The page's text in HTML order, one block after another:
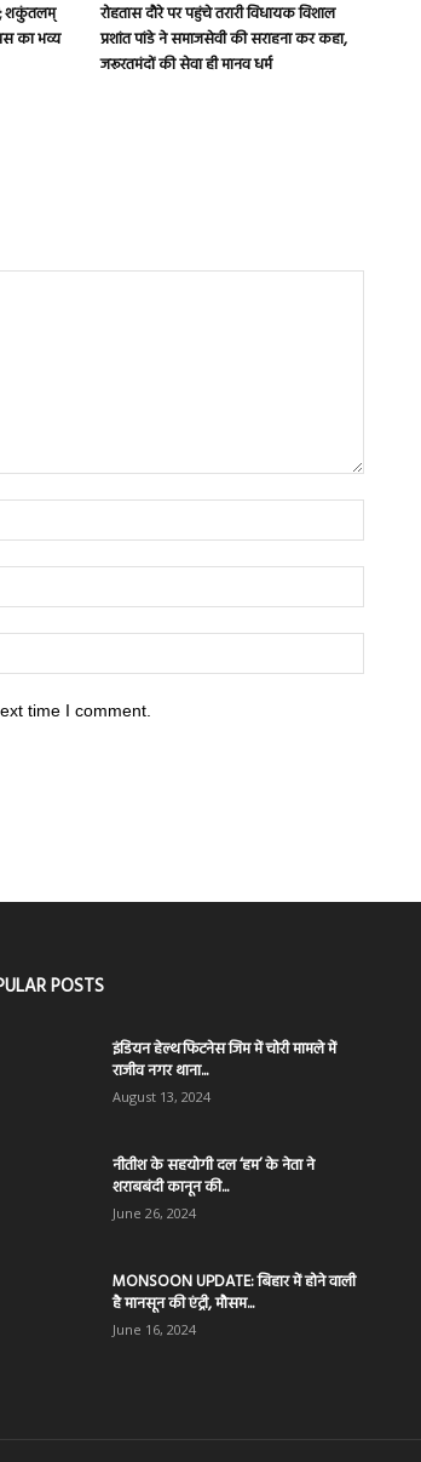
शकुंतलम्
का भव्य
रोहतास दौरे पर पहुंचे तरारी विधायक विशाल
प्रशांत पांडे ने समाजसेवी की सराहना कर कहा,
जरूरतमंदों की सेवा ही मानव धर्म
time I comment.
POSTS
इंडियन हेल्थ फिटनेस जिम में चोरी मामले में
राजीव नगर थाना...
August 13, 2024
नीतीश के सहयोगी दल ‘हम’ के नेता ने
शराबबंदी कानून की...
June 26, 2024
MONSOON UPDATE: बिहार में होने वाली
है मानसून की एंट्री, मौसम...
June 16, 2024